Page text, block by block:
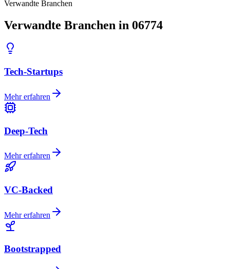
Verwandte Branchen
Verwandte Branchen in 06774
Tech-Startups
Mehr erfahren
Deep-Tech
Mehr erfahren
VC-Backed
Mehr erfahren
Bootstrapped